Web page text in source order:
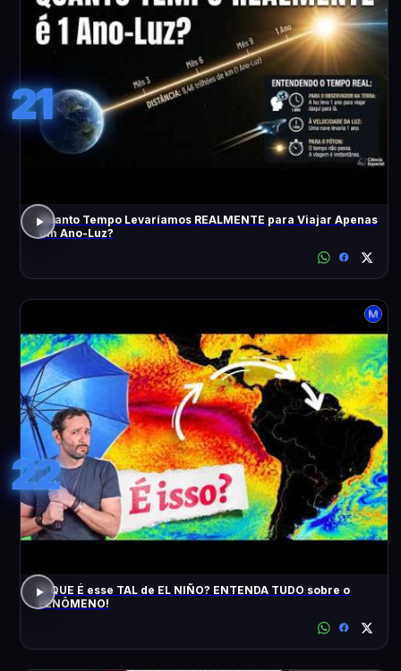
21
Quanto Tempo Levaríamos REALMENTE para Viajar Apenas
Um Ano-Luz?
22
O QUE É esse TAL de EL NIÑO? ENTENDA TUDO sobre o
FENÔMENO!